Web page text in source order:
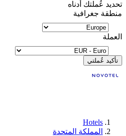
تحديد عُملتك أدناه
منطقة جغرافية
العملة
تأكيد عُملتي
Hotels
المملكة المتحدة